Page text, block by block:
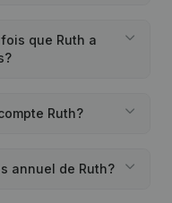
que Ruth a
Ruth?
annuel de Ruth?